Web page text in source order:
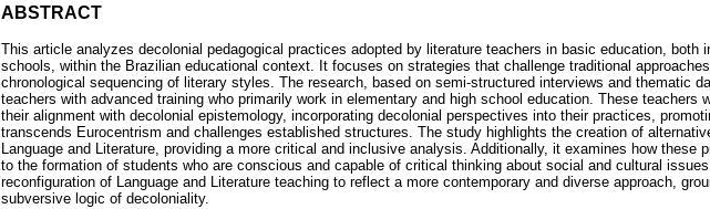
ABSTRACT
This article analyzes decolonial pedagogical practices adopted by literature teachers in basic education, both
schools, within the Brazilian educational context. It focuses on strategies that challenge traditional
chronological sequencing of literary styles. The research, based on semi-structured interviews and thematic
teachers with advanced training who primarily work in elementary and high school education. These teachers
their alignment with decolonial epistemology, incorporating decolonial perspectives into their practices,
transcends Eurocentrism and challenges established structures. The study highlights the creation of
Language and Literature, providing a more critical and inclusive analysis. Additionally, it examines how these
to the formation of students who are conscious and capable of critical thinking about social and cultural
reconfiguration of Language and Literature teaching to reflect a more contemporary and diverse approach,
subversive logic of decoloniality.